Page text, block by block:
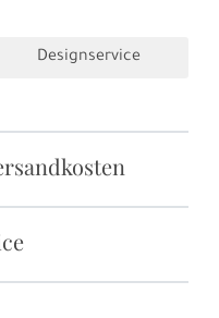
Designservice